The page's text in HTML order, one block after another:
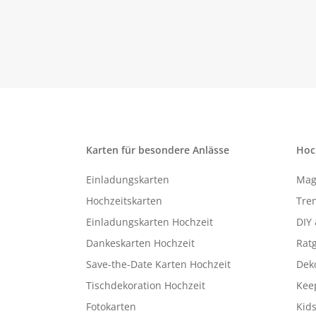
Karten für besondere Anlässe
Einladungskarten
Hochzeitskarten
Einladungskarten Hochzeit
Dankeskarten Hochzeit
Save-the-Date Karten Hochzeit
Tischdekoration Hochzeit
Fotokarten